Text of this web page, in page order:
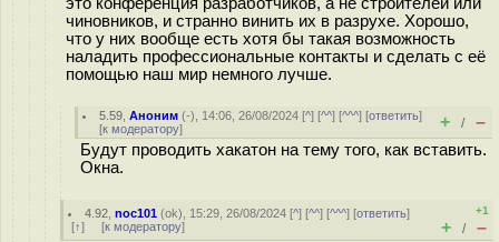
чиновников, и странно винить их в разрухе. Хорошо,
что у них вообще есть хотя бы такая возможность
наладить профессиональные контакты и сделать с её
помощью наш мир немного лучше.
5.59 ,Аноним (-), 14:06, 26/08/2024 [^] [^^] [^^^] [ответить]
[к модератору] + / –
Будут проводить хакатон на тему того, как вставить.
Окна.
4.92 ,noc101 (ok), 15:29, 26/08/2024 [^] [^^] [^^^] [ответить]
[↑] [к модератору]
+1
+ / –